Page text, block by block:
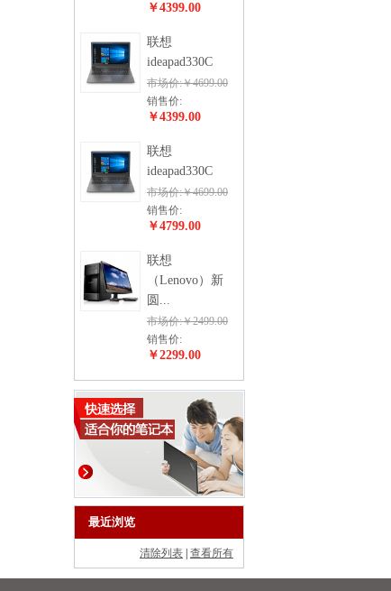
￥4399.00
联想
ideapad330C
市场价:￥4699.00
销售价:
￥4399.00
联想
ideapad330C
市场价:￥4699.00
销售价:
￥4799.00
联想
（Lenovo）新
圆...
市场价:￥2499.00
销售价:
￥2299.00
最近浏览
清除列表 查看所有